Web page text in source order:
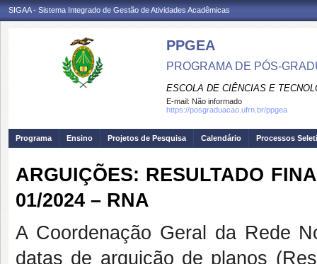
SIGAA - Sistema Integrado de Gestão de Atividades Acadêmicas
PPGEA
PROGRAMA DE PÓS-
ESCOLA DE CIÊNCIAS E
E-mail: Não informado
https://posgraduacao.ufrn.br/ppgea
Programa Ensino Projetos de Pesquisa Calendário Processos
ARGUIÇÕES: RESULTADO
01/2024 – RNA
A Coordenação Geral da Rede
datas de arguição de planos